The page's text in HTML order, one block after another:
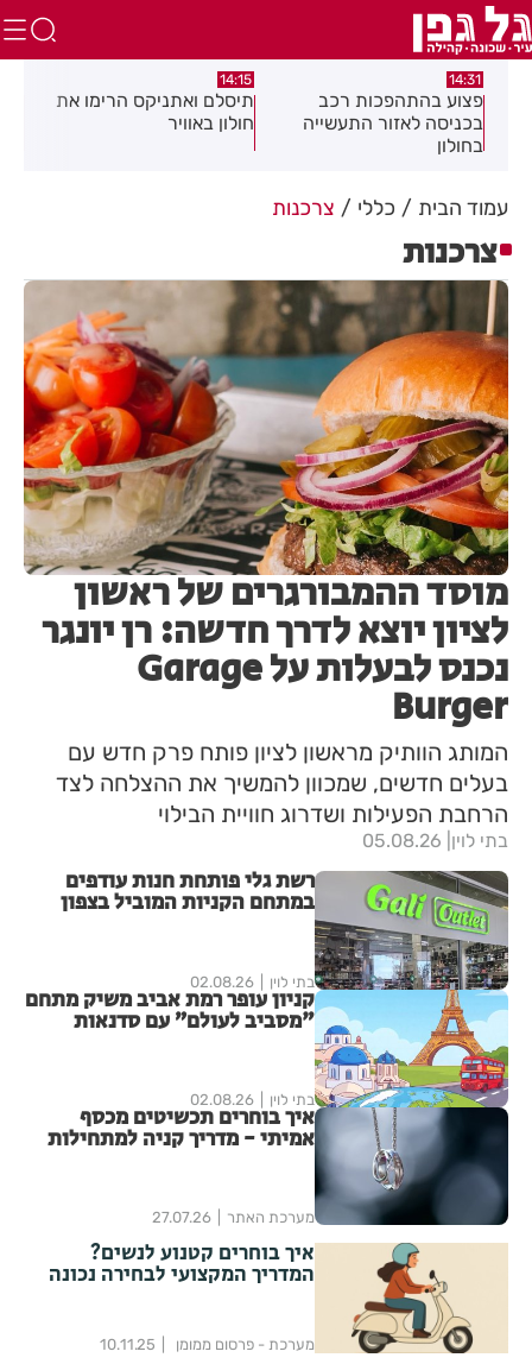
14:15
תיסלם ואתניקס הרימו את
חולון באוויר
13:05
פצוע בתאונת אופנוע במרכז
חולון
עמוד הבית כללי צרכנות
צרכנות
מוסד ההמבורגרים של ראשון
לציון יוצא לדרך חדשה: רן יונגר
נכנס לבעלות על Garage
Burger
המותג הוותיק מראשון לציון פותח פרק חדש עם
בעלים חדשים, שמכוון להמשיך את ההצלחה לצד
הרחבת הפעילות ושדרוג חוויית הבילוי
בתי לוין 05.08.26
רשת גלי פותחת חנות עודפים
במתחם הקניות המוביל בצפון
בתי לוין 02.08.26
קניון עופר רמת אביב משיק מתחם
"מסביב לעולם” עם סדנאות
בתי לוין 02.08.26
איך בוחרים תכשיטים מכסף
אמיתי - מדריך קניה למתחילות
מערכת האתר 27.07.26
איך בוחרים קטנוע לנשים?
המדריך המקצועי לבחירה נכונה
מערכת - פרסום ממומן 10.11.25